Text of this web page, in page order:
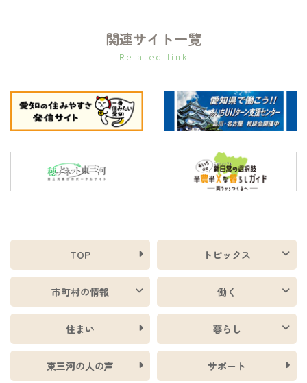
関連サイト一覧
Related link
TOP
市町村の情報
住まい
東三河の人の声
トピックス
働く
暮らし
サポート